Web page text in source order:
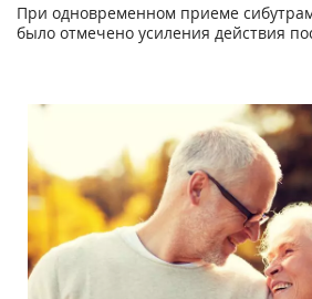
При одновременном приеме
было отмечено усиления действия